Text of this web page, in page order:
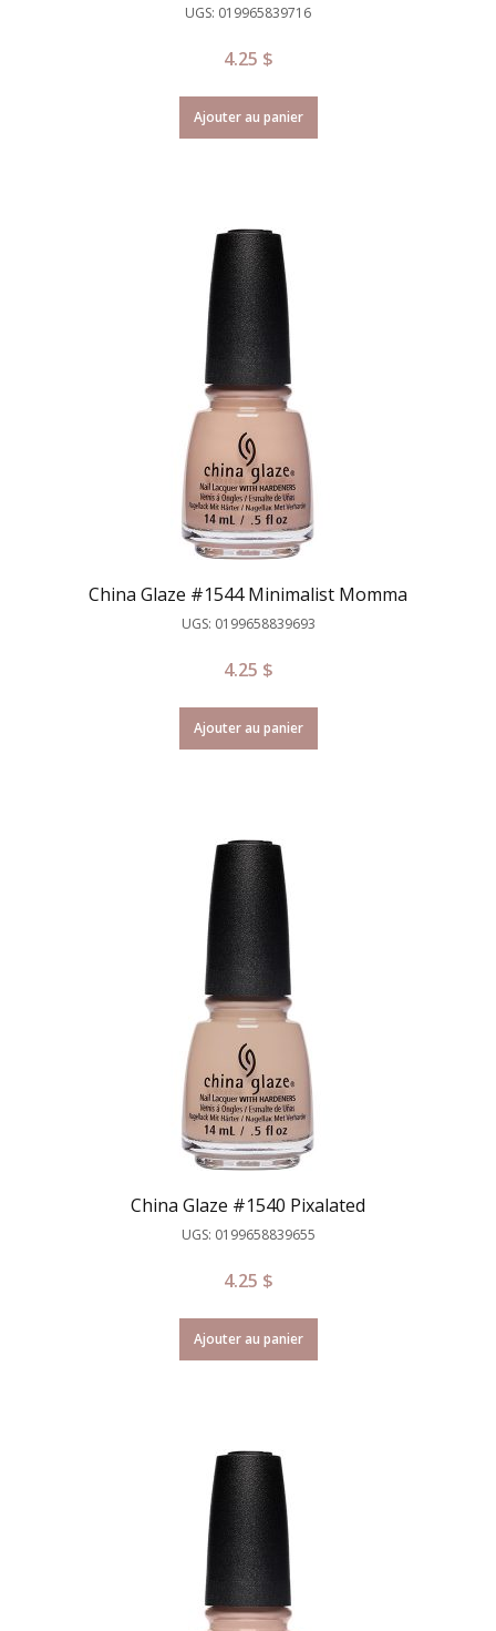
UGS: 019965839716
4.25 $
Ajouter au panier
China Glaze #1544 Minimalist Momma
UGS: 0199658839693
4.25 $
Ajouter au panier
China Glaze #1540 Pixalated
UGS: 0199658839655
4.25 $
Ajouter au panier